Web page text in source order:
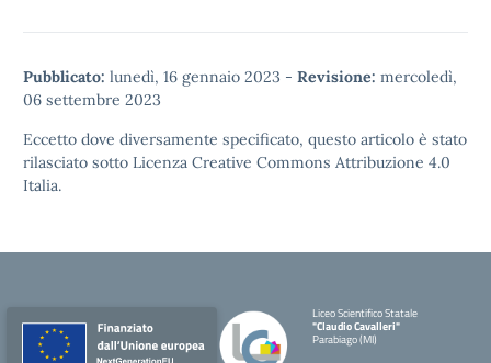
Pubblicato: lunedì, 16 gennaio 2023 - Revisione: mercoledì,
06 settembre 2023
Eccetto dove diversamente specificato, questo articolo è stato
rilasciato sotto Licenza Creative Commons Attribuzione 4.0
Italia.
Liceo Scientifico Statale
"Claudio Cavalleri"
Parabiago (MI)